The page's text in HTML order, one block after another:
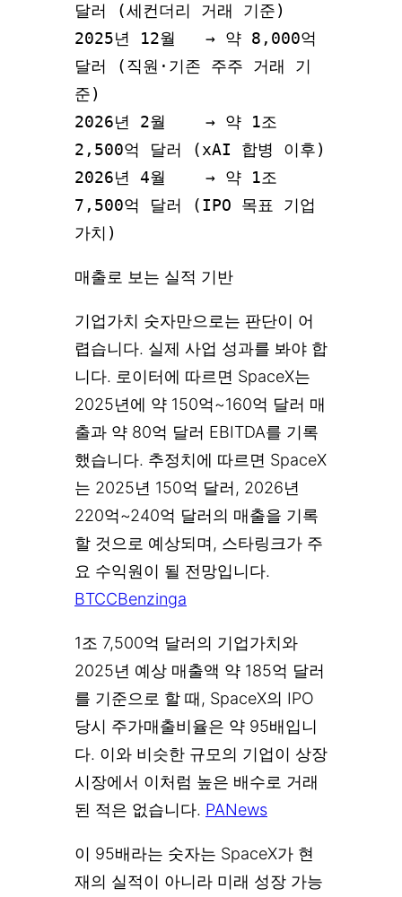
달러 (세컨더리 거래 기준)
2025년 12월   → 약 8,000억
달러 (직원·기존 주주 거래 기
준)
2026년 2월    → 약 1조
2,500억 달러 (xAI 합병 이후)
2026년 4월    → 약 1조
7,500억 달러 (IPO 목표 기업
가치)
매출로 보는 실적 기반
기업가치 숫자만으로는 판단이 어
렵습니다. 실제 사업 성과를 봐야 합
니다. 로이터에 따르면 SpaceX는
2025년에 약 150억~160억 달러 매
출과 약 80억 달러 EBITDA를 기록
했습니다. 추정치에 따르면 SpaceX
는 2025년 150억 달러, 2026년
220억~240억 달러의 매출을 기록
할 것으로 예상되며, 스타링크가 주
요 수익원이 될 전망입니다.
BTCCBenzinga
1조 7,500억 달러의 기업가치와
2025년 예상 매출액 약 185억 달러
를 기준으로 할 때, SpaceX의 IPO
당시 주가매출비율은 약 95배입니
다. 이와 비슷한 규모의 기업이 상장
시장에서 이처럼 높은 배수로 거래
된 적은 없습니다. PANews
이 95배라는 숫자는 SpaceX가 현
재의 실적이 아니라 미래 성장 가능